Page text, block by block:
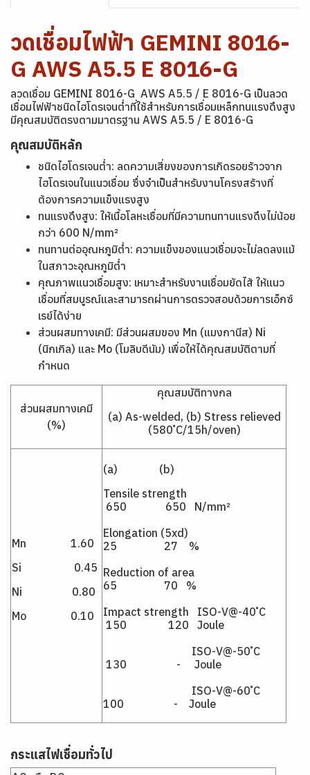
วดเชื่อมไฟฟ้า GEMINI 8016-
G AWS A5.5 E 8016-G
ลวดเชื่อม GEMINI 8016-G AWS A5.5 / E 8016-G เป็นลวด
เชื่อมไฟฟ้าชนิดไฮโดรเจนต่ำที่ใช้สำหรับการเชื่อมเหล็กทนแรงดึงสูง
มีคุณสมบัติตรงตามมาตรฐาน AWS A5.5 / E 8016-G
คุณสมบัติหลัก
ชนิดไฮโดรเจนต่ำ: ลดความเสี่ยงของการเกิดรอยร้าวจาก
ไฮโดรเจนในแนวเชื่อม ซึ่งจำเป็นสำหรับงานโครงสร้างที่
ต้องการความแข็งแรงสูง
ทนแรงดึงสูง: ให้เนื้อโลหะเชื่อมที่มีความทนทานแรงดึงไม่น้อย
กว่า 600 N/mm²
ทนทานต่ออุณหภูมิต่ำ: ความแข็งของแนวเชื่อมจะไม่ลดลงแม้
ในสภาวะอุณหภูมิต่ำ
คุณภาพแนวเชื่อมสูง: เหมาะสำหรับงานเชื่อมยัดไส้ ให้แนว
เชื่อมที่สมบูรณ์และสามารถผ่านการตรวจสอบด้วยการเอ็กซ์
เรย์ได้ง่าย
ส่วนผสมทางเคมี: มีส่วนผสมของ Mn (แมงกานีส) Ni
(นิกเกิล) และ Mo (โมลิบดีนัม) เพื่อให้ได้คุณสมบัติตามที่
กำหนด
ส่วนผสมทางเคมี
(%)
คุณสมบัติทางกล
(a) As-welded, (b) Stress relieved
(580 ํC/15h/oven)
Mn 1.60
Si 0.45
Ni 0.80
Mo 0.10
(a) (b)
Tensile strength
650 650 N/mm²
Elongation (5xd)
25 27 %
Reduction of area
65 70 %
Impact strength ISO-V@-40 ํC
150 120 Joule
ISO-V@-50 ํC
130 - Joule
ISO-V@-60 ํC
100 - Joule
กระแสไฟเชื่อมทั่วไป